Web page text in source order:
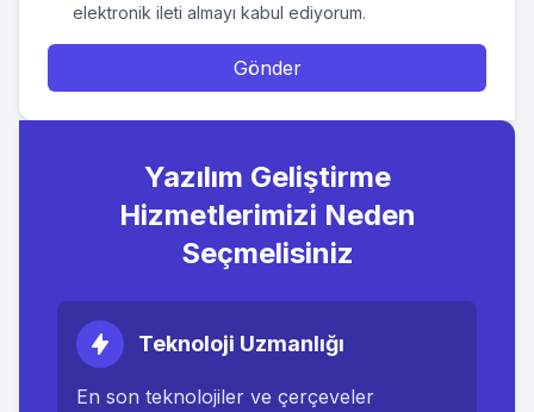
elektronik ileti almayı kabul ediyorum.
Gönder
Yazılım Geliştirme
Hizmetlerimizi Neden
Seçmelisiniz
Teknoloji Uzmanlığı
En son teknolojiler ve çerçeveler